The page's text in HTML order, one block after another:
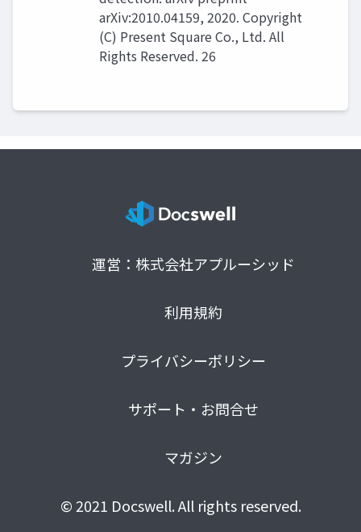
arXiv:2010.04159, 2020. Copyright
(C) Present Square Co., Ltd. All
Rights Reserved. 26
運営：株式会社アプルーシッド
利用規約
プライバシーポリシー
サポート・お問合せ
マガジン
© 2021 Docswell. All rights reserved.